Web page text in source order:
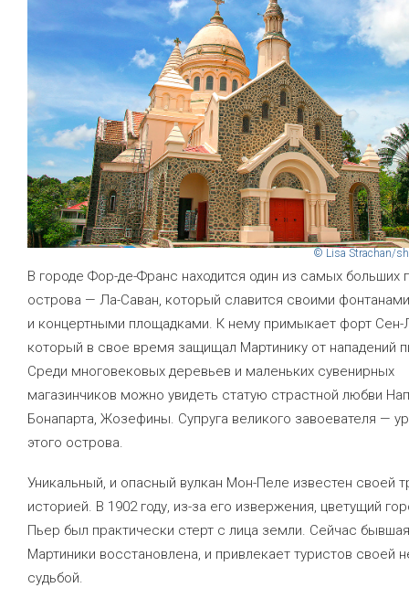
© Lisa Strachan/
В городе Фор-де-Франс находится один из самых больших
острова — Ла-Саван, который славится своими фонтанами
и концертными площадками. К нему примыкает форт Сен-
который в свое время защищал Мартинику от нападений
Среди многовековых деревьев и маленьких сувенирных
магазинчиков можно увидеть статую страстной любви
Бонапарта, Жозефины. Супруга великого завоевателя —
этого острова.
Уникальный, и опасный вулкан Мон-Пеле известен своей
историей. В 1902 году, из-за его извержения, цветущий
Пьер был практически стерт с лица земли. Сейчас
Мартиники восстановлена, и привлекает туристов своей
судьбой.